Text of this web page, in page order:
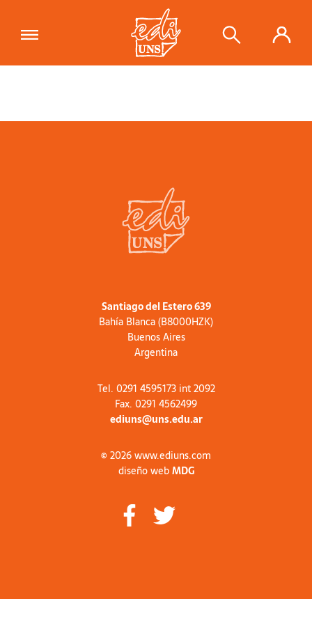
Santiago del Estero 639
Bahía Blanca (B8000HZK)
Buenos Aires
Argentina
Tel. 0291 4595173 int 2092
Fax. 0291 4562499
ediuns@uns.edu.ar
© 2026 www.ediuns.com
diseño webMDG